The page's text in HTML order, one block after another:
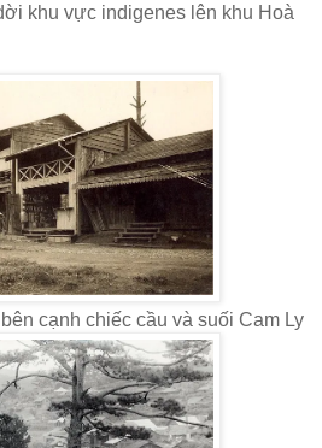
khu vực indigenes lên khu Hoà
cạnh chiếc cầu và suối Cam Ly